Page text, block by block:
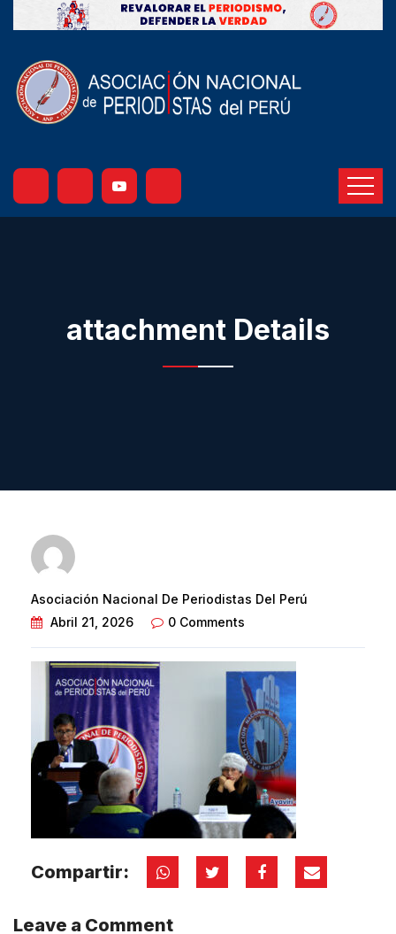
attachment Details
Asociación Nacional De Periodistas Del Perú
Abril 21, 2026
0 Comments
Compartir:
Leave a Comment